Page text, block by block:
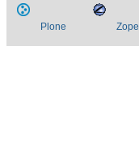
Plone Zope